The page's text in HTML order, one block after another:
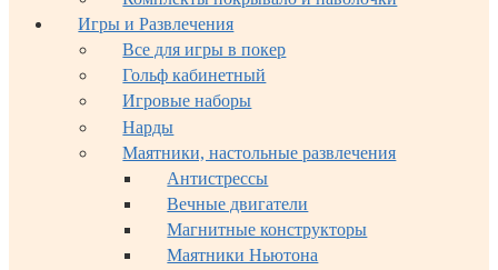
Игры и Развлечения
Все для игры в покер
Гольф кабинетный
Игровые наборы
Нарды
Маятники, настольные развлечения
Антистрессы
Вечные двигатели
Магнитные конструкторы
Маятники Ньютона